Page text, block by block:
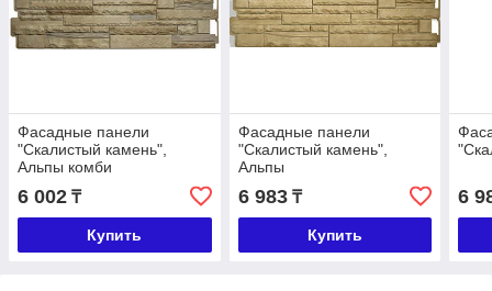
Фасадные панели
"Скалистый камень",
Альпы комби
6 002 ₸
Купить
Фасадные панели
"Скалистый камень",
Альпы
6 983₸
Купить
6